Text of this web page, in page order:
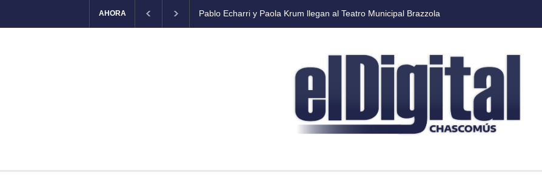
AHORA
Pablo Echarri y Paola Krum llegan al Teatro Municipal Brazzola El próximo martes habrá una nueva edición de Mercados Bonaerenses